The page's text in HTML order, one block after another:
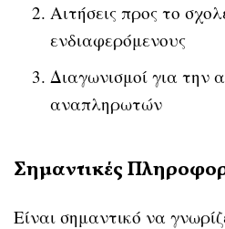
Αιτήσεις προς το
ενδιαφερόμενους
Διαγωνισμοί για την
αναπληρωτών
Σημαντικές
Είναι σημαντικό να